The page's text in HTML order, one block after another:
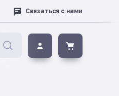
Связаться с нами